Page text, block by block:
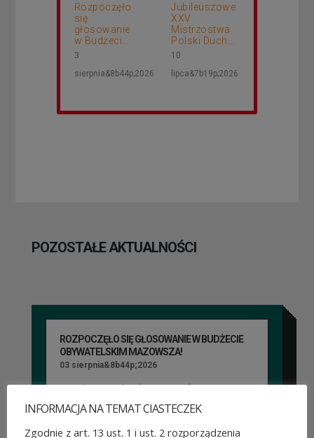
Rozpoczęło
się
głosowanie
w Budżeci...
3
sierpnia&8b44p;2026
Jubileuszowe
XXV
Mistrzostwa
Polski Duch...
10
lipca&7b19p;2026
POZOSTAŁE AKTUALNOŚCI
ROZPOCZĘŁO SIĘ GŁOSOWANIE W BUDŻECIE
OBYWATELSKIM MAZOWSZA!
03 sierpnia&8b44p;2026
Można już głosować
na projekty zgłoszone do 7.
INFORMACJA NA TEMAT CIASTECZEK
Zgodnie z art. 13 ust. 1 i ust. 2 rozporządzenia